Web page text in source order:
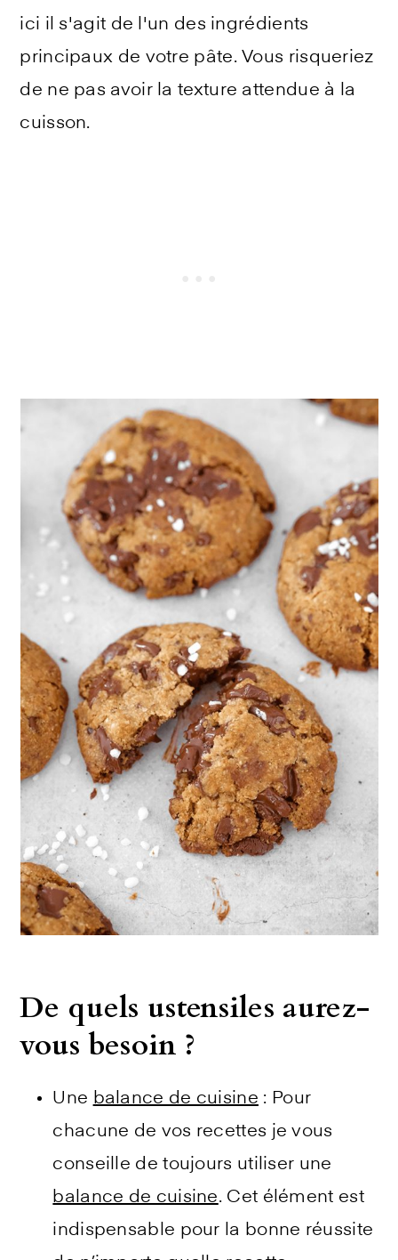
ici il s'agit de l'un des ingrédients
principaux de votre pâte. Vous risqueriez
de ne pas avoir la texture attendue à la
cuisson.
De quels ustensiles aurez-
vous besoin ?
Une balance de cuisine : Pour
chacune de vos recettes je vous
conseille de toujours utiliser une
balance de cuisine. Cet élément est
indispensable pour la bonne réussite